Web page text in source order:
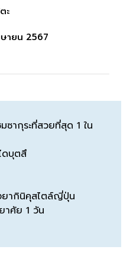
ะ
ายน 2567
ซากุระที่สวยที่สุด 1 ใน
ดบุตสึ
ากินิคุสไตล์ญี่ปุ่น
าศัย 1 วัน